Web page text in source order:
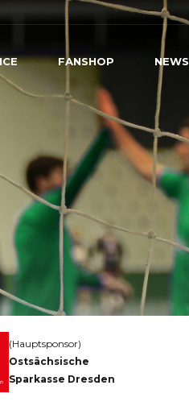
FANSHOP NEWS
(Hauptsponsor)
Ostsächsische
Sparkasse Dresden